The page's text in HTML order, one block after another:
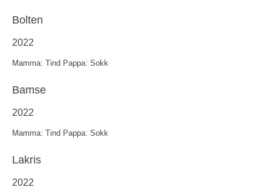
Bolten
2022
Mamma: Tind Pappa: Sokk
Bamse
2022
Mamma: Tind Pappa: Sokk
Lakris
2022